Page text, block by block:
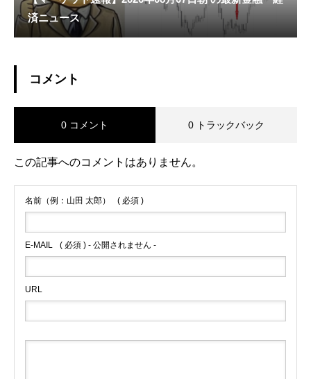
済ニュース
コメント
0 コメント 0 トラックバック
この記事へのコメントはありません。
名前（例：山田 太郎） ( 必須 )
E-MAIL ( 必須 ) - 公開されません -
URL